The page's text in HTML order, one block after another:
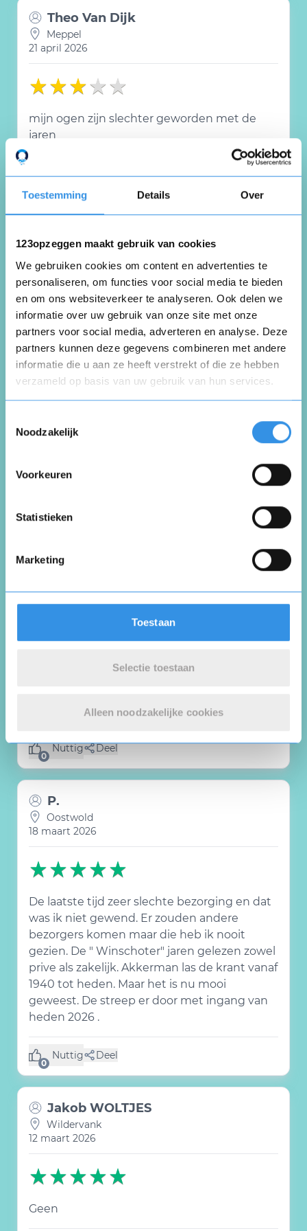
Toestemming Details Over
123opzeggen maakt gebruik van cookies
We gebruiken cookies om content en advertenties te
personaliseren, om functies voor social media te bieden
en om ons websiteverkeer te analyseren. Ook delen we
informatie over uw gebruik van onze site met onze
partners voor social media, adverteren en analyse. Deze
partners kunnen deze gegevens combineren met andere
informatie die u aan ze heeft verstrekt of die ze hebben
verzameld op basis van uw gebruik van hun services.
Noodzakelijk
Voorkeuren
Statistieken
Marketing
Toestaan
Selectie toestaan
Alleen noodzakelijke cookies
Theo Van Dijk
Meppel
21 april 2026
mijn ogen zijn slechter geworden met de
jaren
0 (0 like)
Veendam
Digitaal
Nuttig
(0 like) Deel
Sappemeer
Lees de krant niet
0
Nuttig
(0 like)
roelof kuper
26 maart 2026
Altijd met plezier gelezen
0
Nuttig
(0 like) Deel
P.
Oostwold
18 maart 2026
De laatste tijd zeer slechte bezorging en dat
was ik niet gewend. Er zouden andere
bezorgers komen maar die heb ik nooit
gezien. De " Winschoter" jaren gelezen zowel
prive als zakelijk. Akkerman las de krant vanaf
1940 tot heden. Maar het is nu mooi
geweest. De streep er door met ingang van
heden 2026 .
0
Nuttig
(0 like) Deel
Jakob WOLTJES
Wildervank
12 maart 2026
Geen